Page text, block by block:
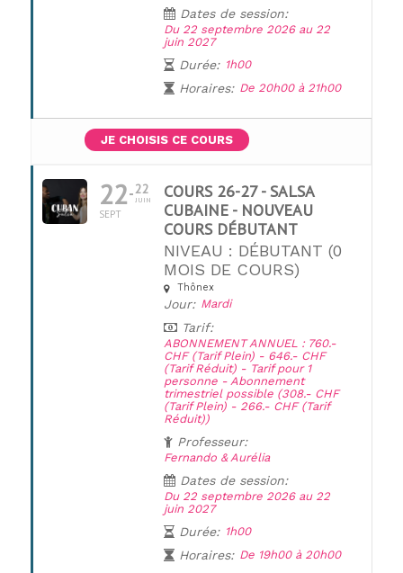
Dates de session:
Du 22 septembre 2026 au 22
juin 2027
Durée: 1h00
Horaires: De 20h00 à 21h00
JE CHOISIS CE COURS
UNE QUESTION ?
22
SEPT
22
JUIN
COURS 26-27 - SALSA
CUBAINE - NOUVEAU
COURS DÉBUTANT
NIVEAU : DÉBUTANT (0
MOIS DE COURS)
Thônex
Jour: Mardi
Tarif:
ABONNEMENT ANNUEL : 760.-
CHF (Tarif Plein) - 646.- CHF
(Tarif Réduit) - Tarif pour 1
personne - Abonnement
trimestriel possible (308.- CHF
(Tarif Plein) - 266.- CHF (Tarif
Réduit))
Professeur:
Fernando & Aurélia
Dates de session:
Du 22 septembre 2026 au 22
juin 2027
Durée: 1h00
Horaires: De 19h00 à 20h00